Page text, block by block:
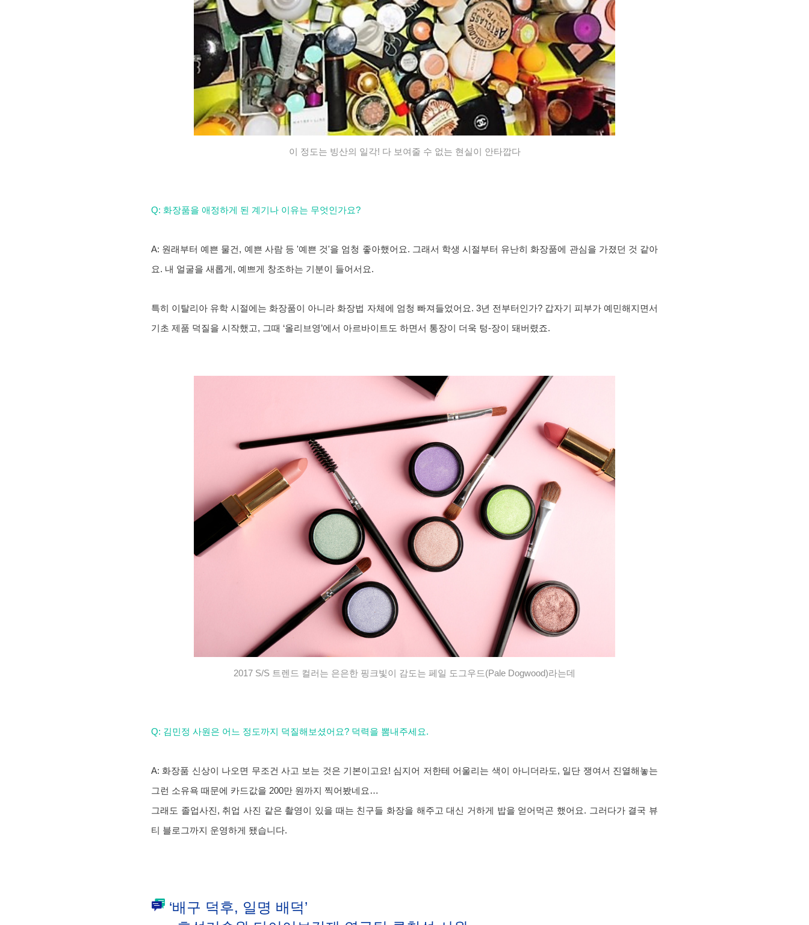
이 정도는 빙산의 일각! 다 보여줄 수 없는 현실이 안타깝다
Q: 화장품을 애정하게 된 계기나 이유는 무엇인가요?
A: 원래부터 예쁜 물건, 예쁜 사람 등 '예쁜 것'을 엄청 좋아했어요. 그래서 학생 시절부터 유난히 화장품에 관심을 가졌던 것 같아
요. 내 얼굴을 새롭게, 예쁘게 창조하는 기분이 들어서요.
특히 이탈리아 유학 시절에는 화장품이 아니라 화장법 자체에 엄청 빠져들었어요. 3년 전부터인가? 갑자기 피부가 예민해지면서
기초 제품 덕질을 시작했고, 그때 ‘올리브영’에서 아르바이트도 하면서 통장이 더욱 텅-장이 돼버렸죠.
2017 S/S 트렌드 컬러는 은은한 핑크빛이 감도는 페일 도그우드(Pale Dogwood)라는데
Q: 김민정 사원은 어느 정도까지 덕질해보셨어요? 덕력을 뽐내주세요.
A: 화장품 신상이 나오면 무조건 사고 보는 것은 기본이고요! 심지어 저한테 어울리는 색이 아니더라도, 일단 쟁여서 진열해놓는
그런 소유욕 때문에 카드값을 200만 원까지 찍어봤네요…
그래도 졸업사진, 취업 사진 같은 촬영이 있을 때는 친구들 화장을 해주고 대신 거하게 밥을 얻어먹곤 했어요. 그러다가 결국 뷰
티 블로그까지 운영하게 됐습니다.
‘배구 덕후, 일명 배덕’